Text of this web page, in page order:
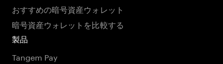
おすすめの暗号資産ウォレット
暗号資産ウォレットを比較する
製品
Tangem Pay